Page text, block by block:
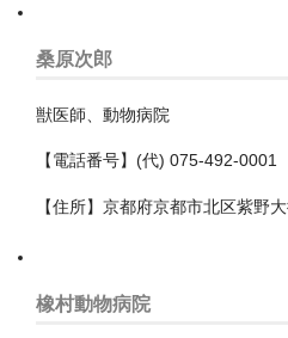
和歌山県
埼玉県
さいたま市
ふじみ野市
上尾市
桑原次郎
獣医師、動物病院
【電話番号】(代) 075-492-0001
【住所】京都府京都市北区紫野
橡村動物病院